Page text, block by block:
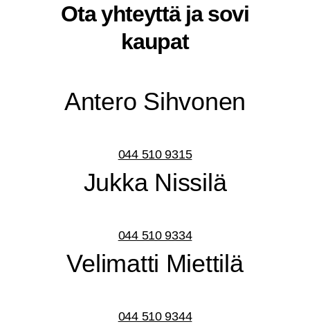
Ota yhteyt­tä ja sovi
kaupat
Ante­ro Sihvonen
044 510 9315
Juk­ka Nissilä
044 510 9334
Veli­mat­ti Miettilä
044 510 9344